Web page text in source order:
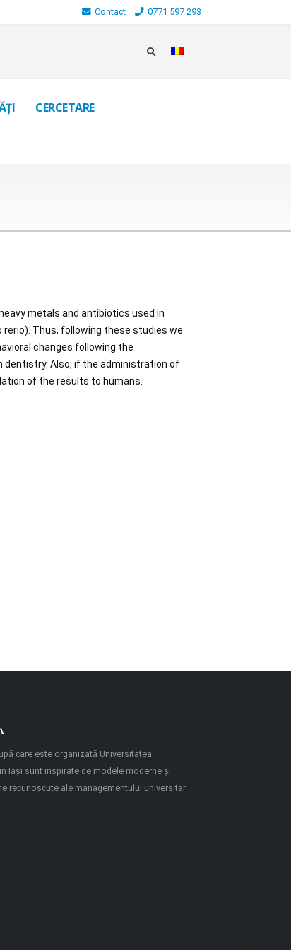
Contact 0771 597 293
CERCETARE
metals and antibiotics used in
Thus, following these studies we
changes following the
dentistry. Also, if the administration of
of the results to humans.
care este organizată Universitatea
Iaşi sunt inspirate de modele moderne şi
recunoscute ale managementului universitar